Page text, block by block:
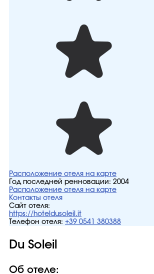
Расположение отеля на карте
Год последней ренновации: 2004
Расположение отеля на карте
Контакты отеля
Сайт отеля:
https://hoteldusoleil.it
Телефон отеля: +39 0541 380388
Du Soleil
Об отеле: